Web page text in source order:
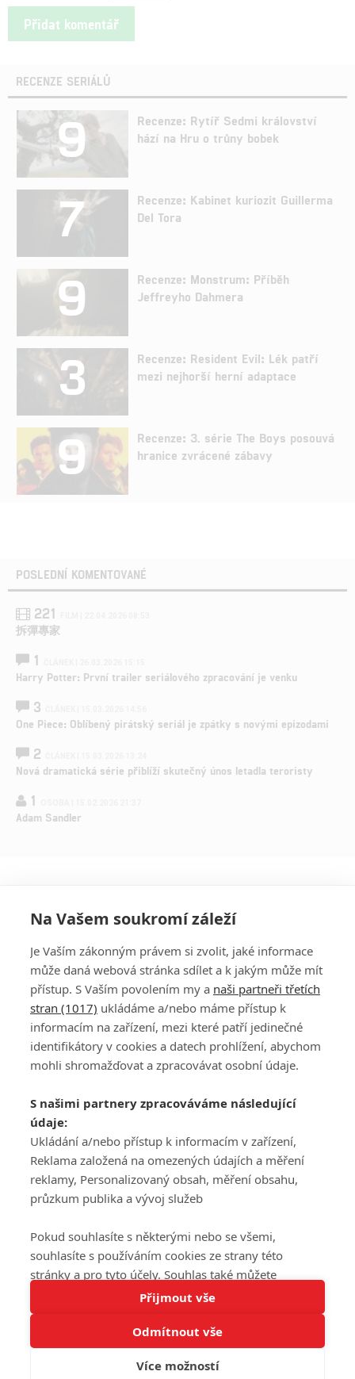
Tato stránka používá soubory cookies.
Rozumím
RECENZE SERIÁLŮ
9
Recenze: Rytíř Sedmi království
hází na Hru o trůny bobek
7
Recenze: Kabinet kuriozit Guillerma
Del Tora
9
Recenze: Monstrum: Příběh
Jeffreyho Dahmera
3
Recenze: Resident Evil: Lék patří
mezi nejhorší herní adaptace
9
Recenze: 3. série The Boys posouvá
hranice zvrácené zábavy
POSLEDNÍ KOMENTOVANÉ
221
拆彈專家
1
Harry Potter: První trailer seriálového zpracování je venku
3
One Piece: Oblíbený pirátský seriál je zpátky s novými epizodami
2
Nová dramatická série přiblíží skutečný únos letadla teroristy
1
Adam Sandler
PŘIHLÁSIT
REGISTROVAT
DISKUZE
Šéfredaktorkou webu jePetr Slavík, e-mailserialy@fandimefilmu.cz
Máte-li zájem o inzerci na našem webu napište nám na e-mail
studio@koncal.com
Ochrana osobních údajů|Zásady používání cookies |Pravidla webu
Upravit nastavení soukromí
© 2016 – 2026 FandimeSerialum.cz / All rights reserved /
Koncal studio s.r.o., IČO: 03604071, Lýskova 2073/57, Stodůlky, 155
Na Vašem soukromí záleží
Je Vaším zákonným právem si zvolit, jaké informace
může daná webová stránka sdílet a k jakým může mít
přístup. S Vaším povolením my a naši partneři třetích
stran (1017) ukládáme a/nebo máme přístup k
informacím na zařízení, mezi které patří jedinečné
identifikátory v cookies a datech prohlížení, abychom
mohli shromažďovat a zpracovávat osobní údaje.
S našimi partnery zpracováváme následující
údaje:
Ukládání a/nebo přístup k informacím v zařízení,
Reklama založená na omezených údajích a měření
reklamy, Personalizovaný obsah, měření obsahu,
průzkum publika a vývoj služeb
Pokud souhlasíte s některými nebo se všemi,
souhlasíte s používáním cookies ze strany této
stránky a pro tyto účely. Souhlas také můžete
odmítnout, ale v takovém případě vám na stránce
nebudou k dispozici některé personalizované funkce.
Vaše volby souhlasu se budou vztahovat pouze na
tuto webovou stránku. Vaše nastavení a odvolání
souhlasu můžete kdykoli změnit na stránce s
Přijmout vše
Odmítnout vše
Více možností